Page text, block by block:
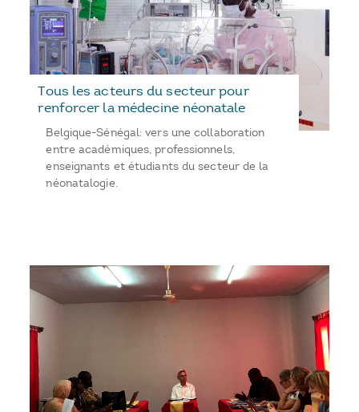
Tous les acteurs du secteur pour
renforcer la médecine néonatale
Belgique-Sénégal: vers une collaboration
entre académiques, professionnels,
enseignants et étudiants du secteur de la
néonatalogie.